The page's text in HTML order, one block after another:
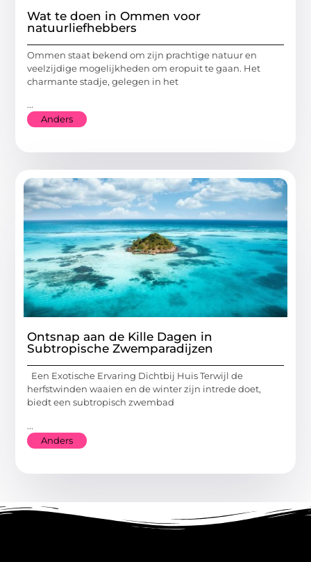
Wat te doen in Ommen voor
natuurliefhebbers
Ommen staat bekend om zijn prachtige natuur en
veelzijdige mogelijkheden om eropuit te gaan. Het
charmante stadje, gelegen in het
...
Anders
Ontsnap aan de Kille Dagen in
Subtropische Zwemparadijzen
Een Exotische Ervaring Dichtbij Huis Terwijl de
herfstwinden waaien en de winter zijn intrede doet,
biedt een subtropisch zwembad
...
Anders